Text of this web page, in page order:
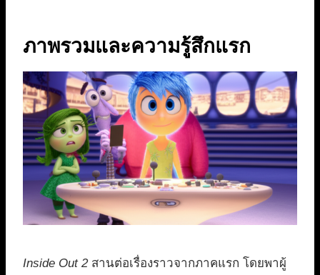
ภาพรวมและความรู้สึกแรก
Inside Out 2สานต่อเรื่องราวจากภาคแรก โดยพาผู้